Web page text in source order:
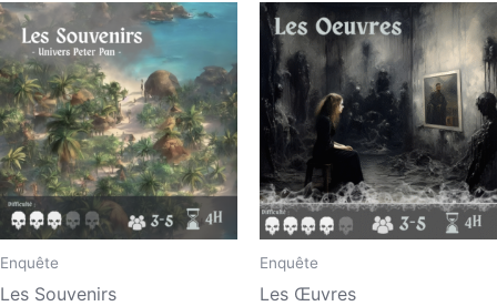
Enquête
Les Souvenirs
Plage
de
prix :
20,00 €
à
40,00 €
Enquête
Les Œuvres
Plage
de
prix :
20,00 €
à
40,00 €